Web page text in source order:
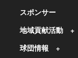
スポンサー
地域貢献活動
球団情報